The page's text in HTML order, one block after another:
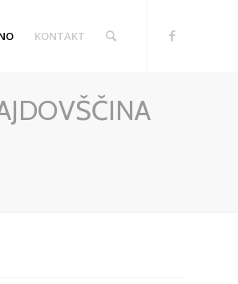
KONTAKT